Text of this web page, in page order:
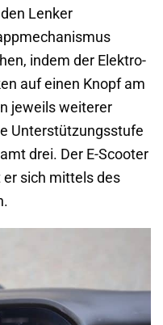
Lenker
indem der Elektro-
auf einen Knopf am
jeweils weiterer
Unterstützungsstufe
drei. Der E-Scooter
sich mittels des